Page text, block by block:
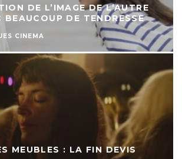
DE L’IMAGE DE L’AUTRE
BEAUCOUP DE TENDRESSE
CINEMA
MEUBLES : LA FIN DEVIS